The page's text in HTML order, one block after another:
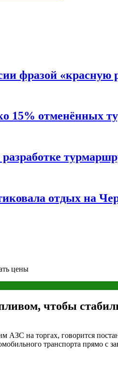
фразой
отменённых
отдых на
цены
чтобы
на торгах, говорится
транспорта прямо с